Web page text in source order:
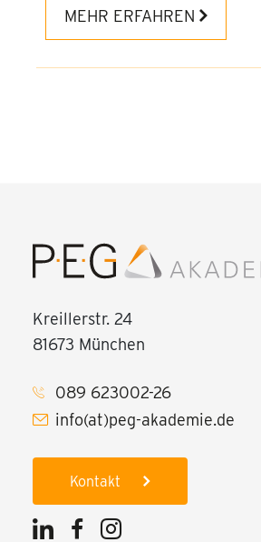
MEHR ERFAHREN
Kreillerstr. 24
81673 München
089 623002-26
info(at)peg-akademie.de
Kontakt